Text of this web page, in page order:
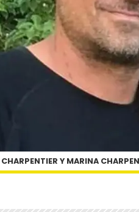
Y MARINA